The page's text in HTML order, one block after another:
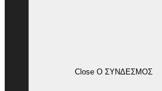
Close Ο ΣΥΝΔΕΣΜΟΣ